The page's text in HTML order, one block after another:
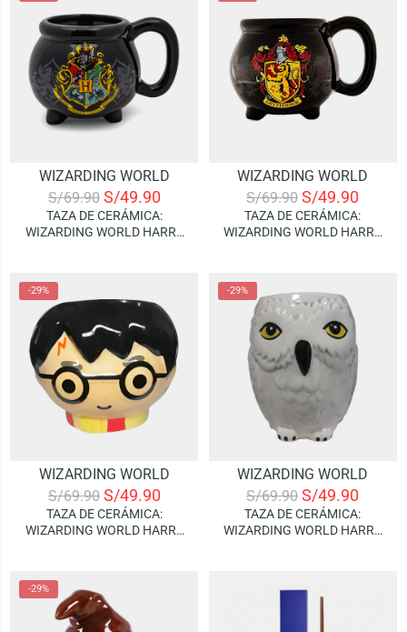
WIZARDING WORLD
S/69.90 S/49.90
TAZA DE CERÁMICA:
WIZARDING WORLD HARRY
WIZARDING WORLD
S/69.90 S/49.90
TAZA DE CERÁMICA:
WIZARDING WORLD HARRY
-29%
WIZARDING WORLD
S/69.90 S/49.90
TAZA DE CERÁMICA:
WIZARDING WORLD HARRY
-29%
WIZARDING WORLD
S/69.90 S/49.90
TAZA DE CERÁMICA:
WIZARDING WORLD HARRY
-29%